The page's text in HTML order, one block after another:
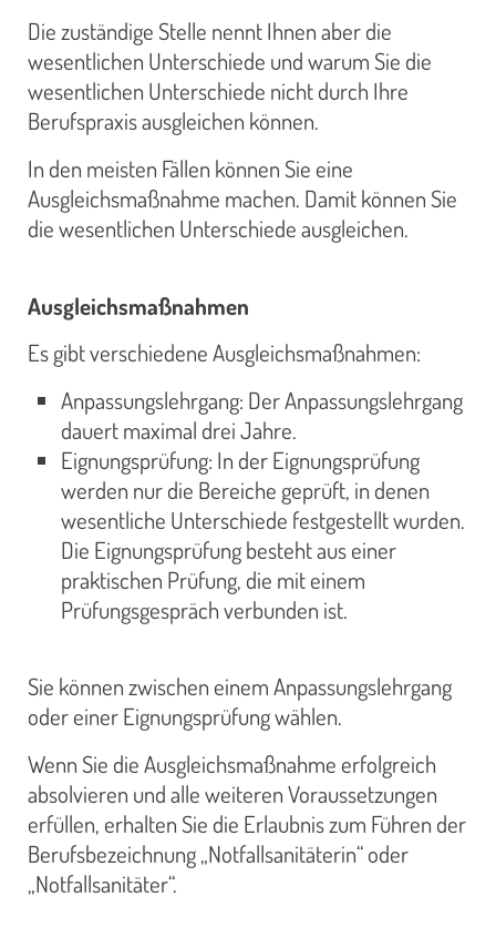
Die zuständige Stelle nennt Ihnen aber die
wesentlichen Unterschiede und warum Sie die
wesentlichen Unterschiede nicht durch Ihre
Berufspraxis ausgleichen können.
In den meisten Fällen können Sie eine
Ausgleichsmaßnahme machen. Damit können Sie
die wesentlichen Unterschiede ausgleichen.
Ausgleichsmaßnahmen
Es gibt verschiedene Ausgleichsmaßnahmen:
Anpassungslehrgang: Der Anpassungslehrgang
dauert maximal drei Jahre.
Eignungsprüfung: In der Eignungsprüfung
werden nur die Bereiche geprüft, in denen
wesentliche Unterschiede festgestellt wurden.
Die Eignungsprüfung besteht aus einer
praktischen Prüfung, die mit einem
Prüfungsgespräch verbunden ist.
Sie können zwischen einem Anpassungslehrgang
oder einer Eignungsprüfung wählen.
Wenn Sie die Ausgleichsmaßnahme erfolgreich
absolvieren und alle weiteren Voraussetzungen
erfüllen, erhalten Sie die Erlaubnis zum Führen der
Berufsbezeichnung „Notfallsanitäterin“ oder
„Notfallsanitäter“.